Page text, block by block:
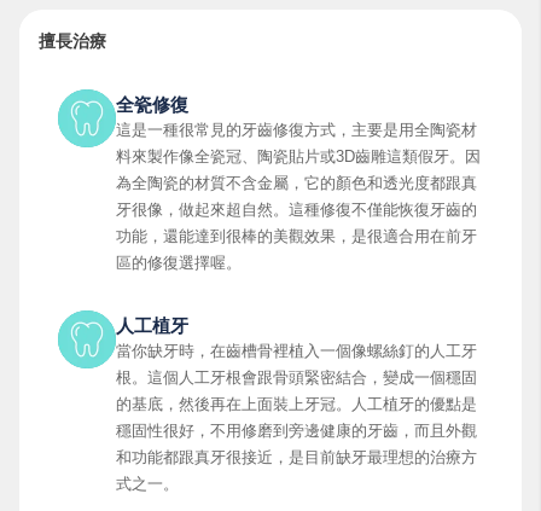
擅長治療
全瓷修復
這是一種很常見的牙齒修復方式，主要是用全陶瓷材
料來製作像全瓷冠、陶瓷貼片或3D齒雕這類假牙。因
為全陶瓷的材質不含金屬，它的顏色和透光度都跟真
牙很像，做起來超自然。這種修復不僅能恢復牙齒的
功能，還能達到很棒的美觀效果，是很適合用在前牙
區的修復選擇喔。
人工植牙
當你缺牙時，在齒槽骨裡植入一個像螺絲釘的人工牙
根。這個人工牙根會跟骨頭緊密結合，變成一個穩固
的基底，然後再在上面裝上牙冠。人工植牙的優點是
穩固性很好，不用修磨到旁邊健康的牙齒，而且外觀
和功能都跟真牙很接近，是目前缺牙最理想的治療方
式之一。